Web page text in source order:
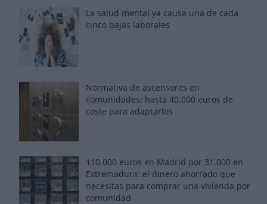
La salud mental ya causa una de cada
cinco bajas laborales
Normativa de ascensores en
comunidades: hasta 40.000 euros de
coste para adaptarlos
110.000 euros en Madrid por 31.000 en
Extremadura: el dinero ahorrado que
necesitas para comprar una vivienda por
comunidad